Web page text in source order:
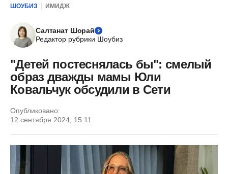
ШОУБИЗ ИМИДЖ
Салтанат Шорай
Редактор рубрики Шоубиз
"Детей постеснялась бы": смелый
образ дважды мамы Юли
Ковальчук обсудили в Сети
Опубликовано:
12 сентября 2024, 15:11